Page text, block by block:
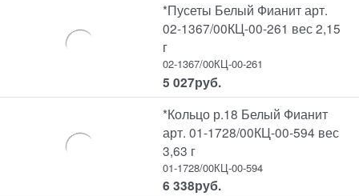
*Пусеты Белый Фианит арт.
02-1367/00КЦ-00-261 вес 2,15
г
02-1367/00КЦ-00-261
5 027руб.
*Кольцо р.18 Белый Фианит
арт. 01-1728/00КЦ-00-594 вес
3,63 г
01-1728/00КЦ-00-594
6 338руб.